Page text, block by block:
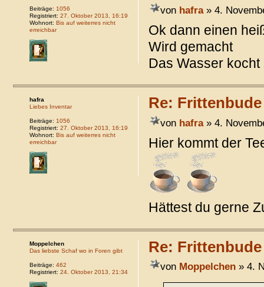
von hafra» 4.
Ok dann einen
Wird gemacht
Das Wasser
Beiträge: 1056
Registriert: 27. Oktober 2013, 16:19
Wohnort: Bis auf weiterres nicht
erreichbar
Re:
von hafra» 4.
Hier kommt der
Hättest du gerne
hafra
Liebes Inventar
Beiträge: 1056
Registriert: 27. Oktober 2013, 16:19
Wohnort: Bis auf weiterres nicht
erreichbar
Re:
von Moppelchen» 4.
Moppelchen
Das liebste Schaf wo in Foren gibt
Beiträge: 462
Registriert: 24. Oktober 2013, 21:34